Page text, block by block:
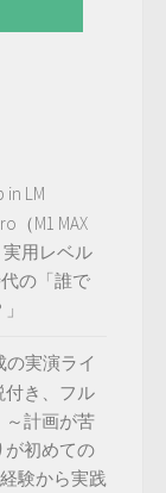
in LM
（M1 MAX
実用レベル
の「誰で
の実演ライ
付き、フル
計画が苦
が初めての
験から実践